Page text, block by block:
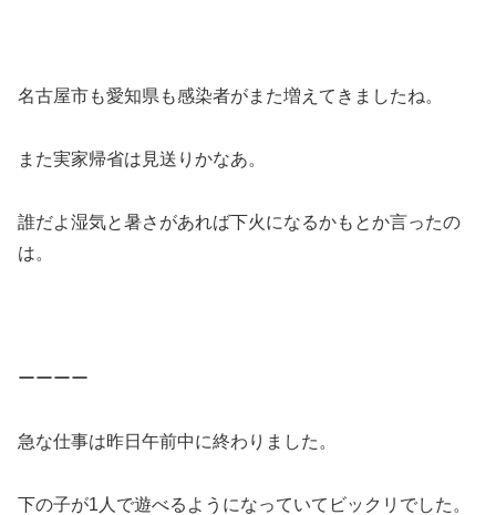
名古屋市も愛知県も感染者がまた増えてきましたね。
また実家帰省は見送りかなあ。
誰だよ湿気と暑さがあれば下火になるかもとか言ったの
は。
ーーーー
急な仕事は昨日午前中に終わりました。
下の子が1人で遊べるようになっていてビックリでした。